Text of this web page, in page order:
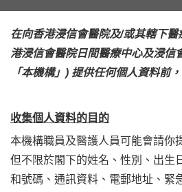
在向香港浸信會醫院及/或其轄下
港浸信會醫院日間醫療中心及浸信
「本機構」) 提供任何個人資料前
收集個人資料的目的
本機構職員及醫護人員可能會請你
但不限於閣下的姓名、性別、出生
和號碼、通訊資料、電郵地址、緊